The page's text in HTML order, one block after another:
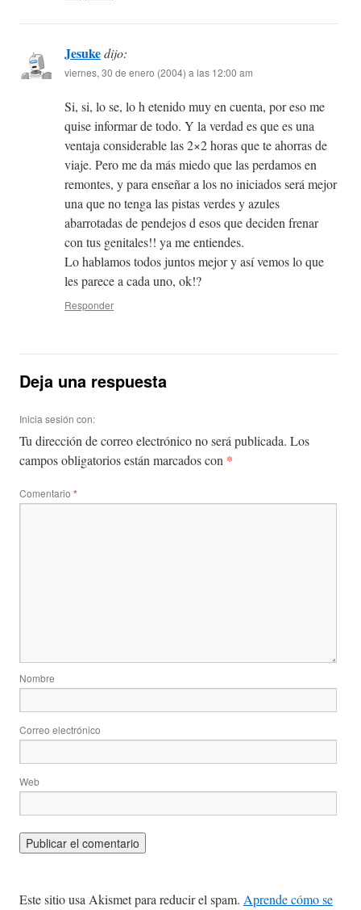
Jesukedijo:
viernes, 30 de enero (2004) a las 12:00 am
Si, si, lo se, lo h etenido muy en cuenta, por eso me
quise informar de todo. Y la verdad es que es una
ventaja considerable las 2×2 horas que te ahorras de
viaje. Pero me da más miedo que las perdamos en
remontes, y para enseñar a los no iniciados será mejor
una que no tenga las pistas verdes y azules
abarrotadas de pendejos d esos que deciden frenar
con tus genitales!! ya me entiendes.
Lo hablamos todos juntos mejor y así vemos lo que
les parece a cada uno, ok!?
Responder
Deja una respuesta
Inicia sesión con:
Tu dirección de correo electrónico no será publicada. Los
campos obligatorios están marcados con *
Comentario *
Nombre
Correo electrónico
Web
Este sitio usa Akismet para reducir el spam. Aprende cómo se